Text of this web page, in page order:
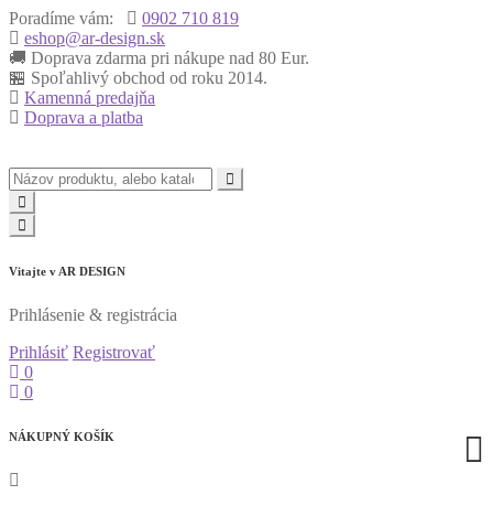
Poradíme vám:
0902 710 819
eshop@ar-design.sk
🚚 Doprava zdarma pri nákupe nad 80 Eur.
🏪 Spoľahlivý obchod od roku 2014.
Kamenná predajňa
Doprava a platba
Vitajte v AR DESIGN
Prihlásenie & registrácia
Prihlásiť Registrovať
0
0
NÁKUPNÝ KOŠÍK